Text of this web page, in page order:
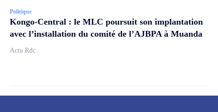
Politique
Kongo-Central : le MLC poursuit son implantation
avec l’installation du comité de l’AJBPA à Muanda
Actu Rdc